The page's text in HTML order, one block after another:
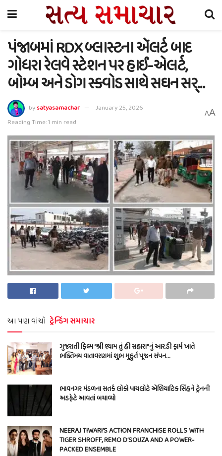
પંજાબમાં RDX બ્લાસ્ટના ઍલર્ટ બાદ
ગોધરા રેલવે સ્ટેશન પર હાઈ-એલર્ટ,
બોમ્બ અને ડોગ સ્ક્વોડ સાથે સઘન સર્…
bysatyasamachar
January 25, 2026
Reading Time: 1 min read
AA
આ પણ વાંચો ટ્રેન્ડિંગ સમાચાર
ગુજરાતી ફિલ્મ “શ્રી શ્યામ તું હી સહારા”નું આર.ડી ફાર્મ ખાતે
ભક્તિમય વાતાવરણમાં શુભ મુહૂર્ત પૂજન સંપન…
ભાવનગર મંડળના સતર્ક લોકો પાયલોટે એશિયાટિક સિંહને ટ્રેનની
અડફેટે આવતાં બચાવ્યો
NEERAJ TIWARI’S ACTION FRANCHISE ROLLS WITH
TIGER SHROFF, REMO D’SOUZA AND A POWER-
PACKED ENSEMBLE